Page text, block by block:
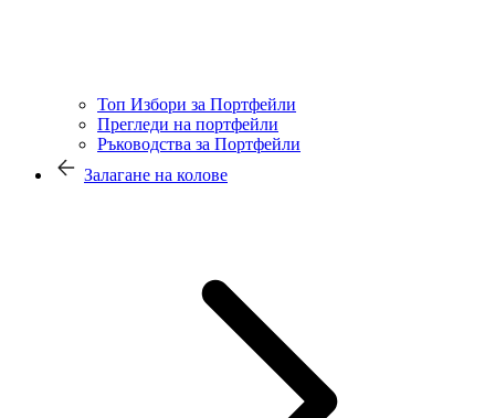
Топ Избори за Портфейли
Прегледи на портфейли
Ръководства за Портфейли
Залагане на колове